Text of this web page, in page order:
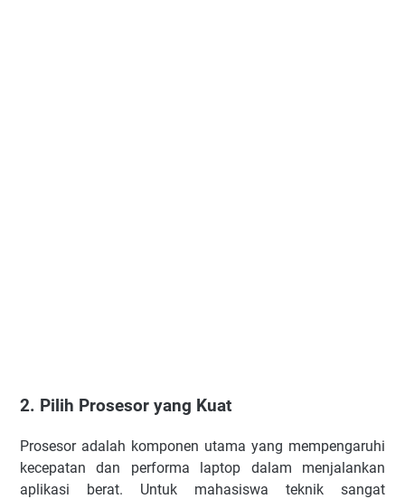
2. Pilih Prosesor yang Kuat
Prosesor adalah komponen utama yang mempengaruhi
kecepatan dan performa laptop dalam menjalankan
aplikasi berat. Untuk mahasiswa teknik sangat